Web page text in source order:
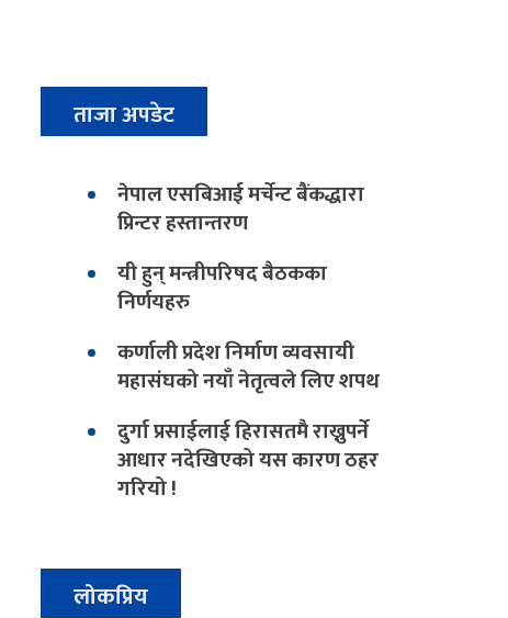
ताजा अपडेट
नेपाल एसबिआई मर्चेन्ट बैंकद्धारा
प्रिन्टर हस्तान्तरण
यी हुन् मन्त्रीपरिषद बैठकका
निर्णयहरु
कर्णाली प्रदेश निर्माण व्यवसायी
महासंघको नयाँ नेतृत्वले लिए शपथ
दुर्गा प्रसाईलाई हिरासतमै राख्नुपर्ने
आधार नदेखिएको यस कारण ठहर
गरियो !
लोकप्रिय